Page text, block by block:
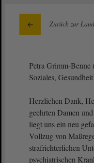
Zurück zur
Petra Grimm-
Soziales,
Herzlichen Dank,
geehrten Damen
liegt uns ein neu
Vollzug von
strafrichterlichen
psychiatrischen